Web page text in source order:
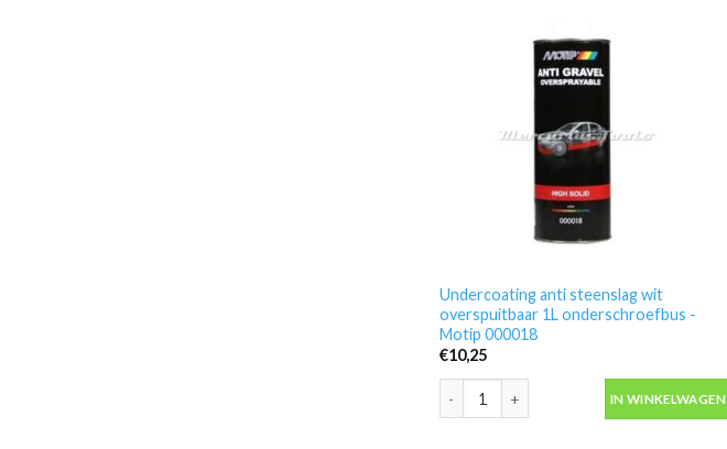
Undercoating anti steenslag wit
overspuitbaar 1L onderschroefbus -
Motip 000018
€10,25
IN WINKELWAGEN